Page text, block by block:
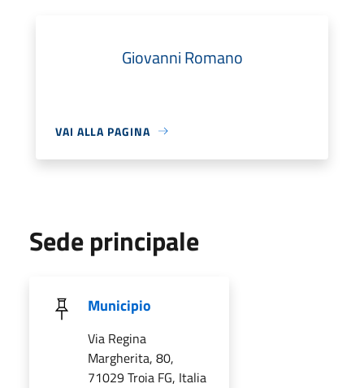
Giovanni Romano
VAI ALLA PAGINA
Sede principale
Municipio
Via Regina
Margherita, 80,
71029 Troia FG, Italia